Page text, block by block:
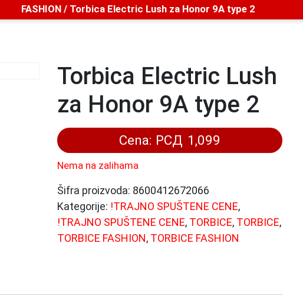
FASHION / Torbica Electric Lush za Honor 9A type 2
Torbica Electric Lush
za Honor 9A type 2
Cena: РСД 1,099
Nema na zalihama
Šifra proizvoda: 8600412672066
Kategorije: !TRAJNO SPUŠTENE CENE,
!TRAJNO SPUŠTENE CENE, TORBICE, TORBICE,
TORBICE FASHION, TORBICE FASHION